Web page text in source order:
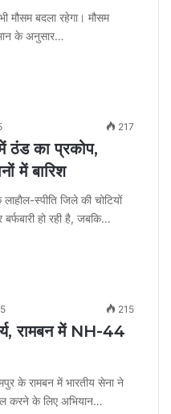
मौसम बदला रहेगा। मौसम
के अनुसार…
217
ठंड का प्रकोप,
में बारिश
स्पीति जिले की चोटियों
हो रही है, जबकि…
215
रामबन में NH-44
के रामबन में भारतीय सेना ने
करने के लिए अभियान…